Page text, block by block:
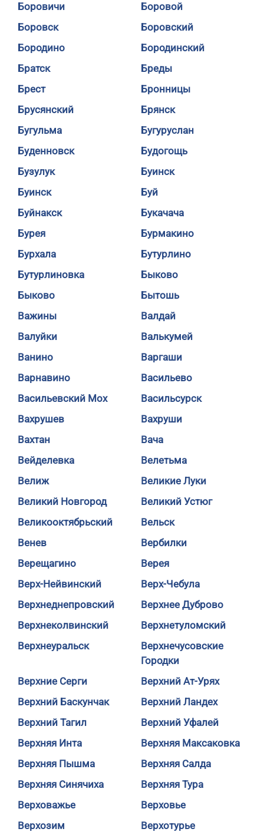
Боровичи
Боровой
Боровск
Боровский
Бородино
Бородинский
Братск
Бреды
Брест
Бронницы
Брусянский
Брянск
Бугульма
Бугуруслан
Буденновск
Будогощь
Бузулук
Буинск
Буинск
Буй
Буйнакск
Букачача
Бурея
Бурмакино
Бурхала
Бутурлино
Бутурлиновка
Быково
Быково
Бытошь
Важины
Валдай
Валуйки
Валькумей
Ванино
Варгаши
Варнавино
Васильево
Васильевский Мох
Васильсурск
Вахрушев
Вахруши
Вахтан
Вача
Вейделевка
Велетьма
Велиж
Великие Луки
Великий Новгород
Великий Устюг
Великооктябрьский
Вельск
Венев
Вербилки
Верещагино
Верея
Верх-Нейвинский
Верх-Чебула
Верхнеднепровский
Верхнее Дуброво
Верхнеколвинский
Верхнетуломский
Верхнеуральск
Верхнечусовские
Городки
Верхние Серги
Верхний Ат-Урях
Верхний Баскунчак
Верхний Ландех
Верхний Тагил
Верхний Уфалей
Верхняя Инта
Верхняя Максаковка
Верхняя Пышма
Верхняя Салда
Верхняя Синячиха
Верхняя Тура
Верховажье
Верховье
Верхозим
Верхотурье